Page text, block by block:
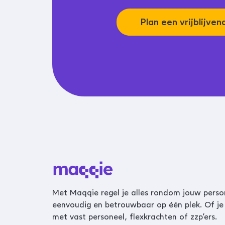
Plan een
Met Maqqie regel je alles rondom jouw
eenvoudig en betrouwbaar op één plek. Of
met vast personeel, flexkrachten of zzp’ers.